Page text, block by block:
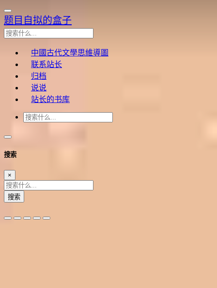
题目自拟的盒子
中國古代文學思維導圖
联系站长
归档
说说
站长的书库
搜索
×
搜索